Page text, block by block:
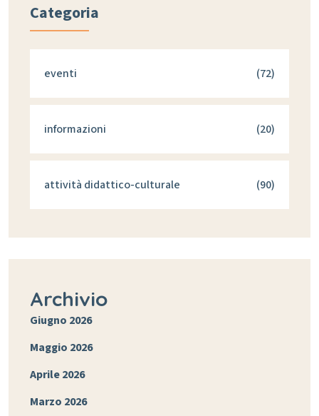
Categoria
eventi (72)
informazioni (20)
attività didattico-culturale (90)
Archivio
Giugno 2026
Maggio 2026
Aprile 2026
Marzo 2026